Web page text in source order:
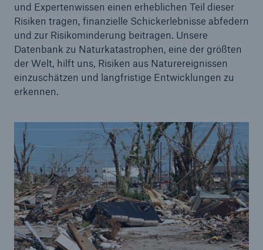
und Expertenwissen einen erheblichen Teil dieser
Risiken tragen, finanzielle Schickerlebnisse abfedern
und zur Risikominderung beitragen. Unsere
Datenbank zu Naturkatastrophen, eine der größten
der Welt, hilft uns, Risiken aus Naturereignissen
einzuschätzen und langfristige Entwicklungen zu
erkennen.
Rückversicherung Leben/Gesundheit
MIRA Digital Suite